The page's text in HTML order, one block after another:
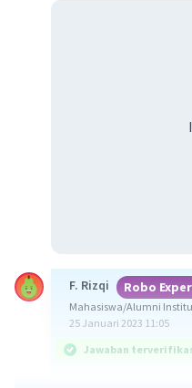
F. Rizqi Robo
Mahasiswa/Alumni
25 Januari 2023 11:05
Jawaban